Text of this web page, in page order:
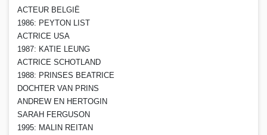
ACTEUR BELGIË
1986: PEYTON LIST
ACTRICE USA
1987: KATIE LEUNG
ACTRICE SCHOTLAND
1988: PRINSES BEATRICE
DOCHTER VAN PRINS
ANDREW EN HERTOGIN
SARAH FERGUSON
1995: MALIN REITAN